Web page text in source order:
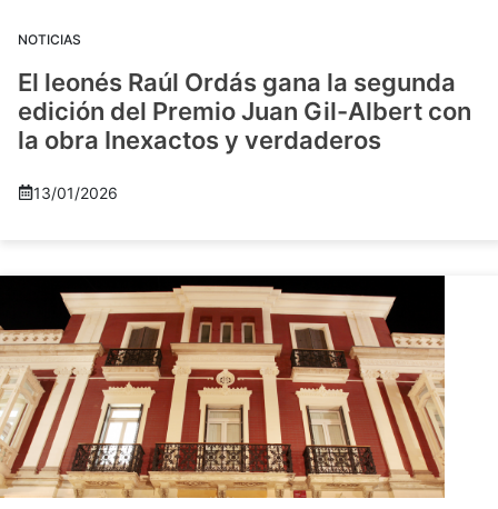
NOTICIAS
El leonés Raúl Ordás gana la segunda
edición del Premio Juan Gil-Albert con
la obra Inexactos y verdaderos
13/01/2026